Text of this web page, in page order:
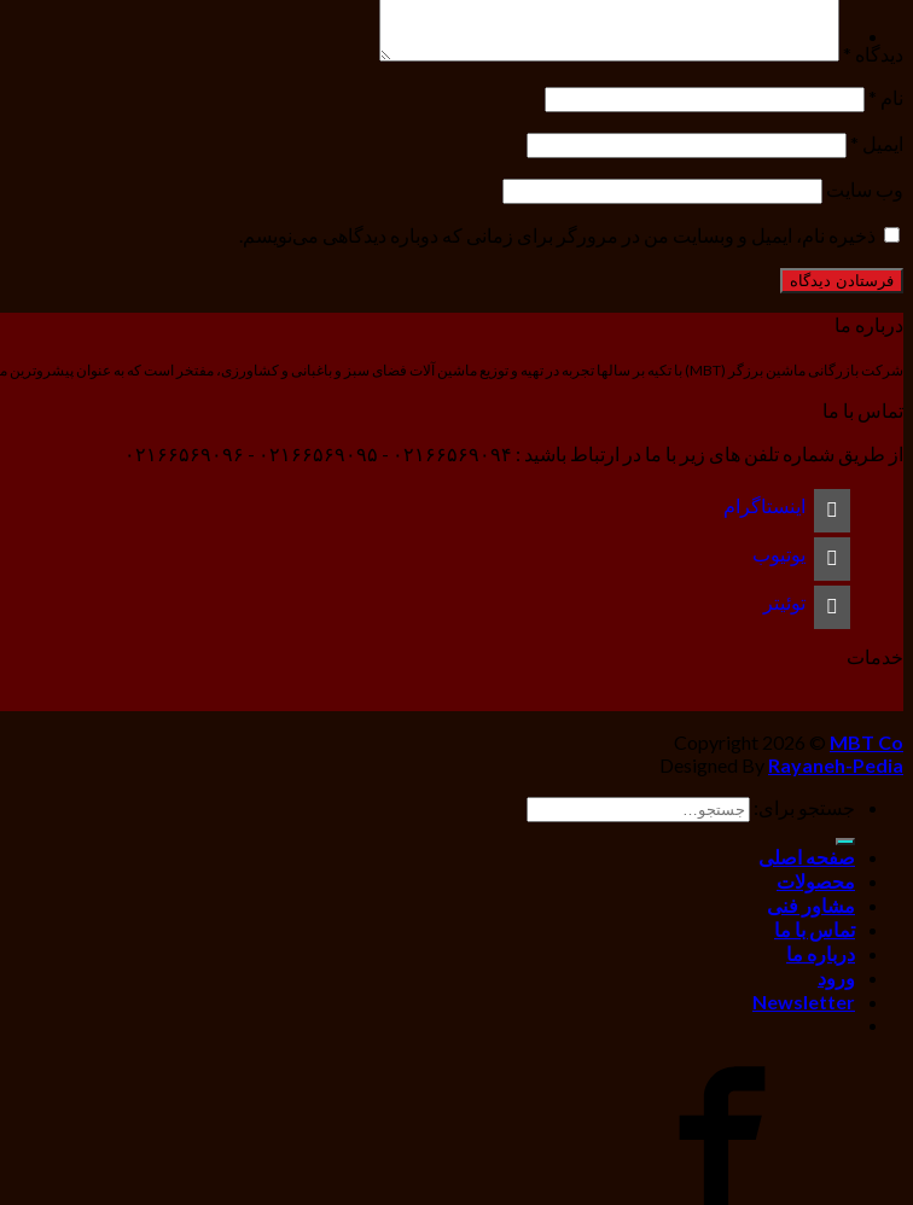
دیدگاه *
نام *
ایمیل
*
وب‌ سایت
ذخیره نام، ایمیل و وبسایت من در مرورگر برای زمانی که دوباره دیدگاهی می‌نویسم.
درباره ما
شرکت بازرگانی ماشین برزگر (MBT) با تکیه بر سالها تجربه در تهیه و توزیع ماشین آلات فضای سبز و باغبانی و کشاورزی، مفتخر است که به عنوان پیشروترین مجموعه ابزار آلات کشاورزی ایران خدمتی در خور مصرف کنندگان و تولید کنندگان کشاورزی ایران ارائه نماید.
تماس با ما
از طریق شماره تلفن های زیر با ما در ارتباط باشید : ۰۲۱۶۶۵۶۹۰۹۴ - ۰۲۱۶۶۵۶۹۰۹۵ - ۰۲۱۶۶۵۶۹۰۹۶
اینستاگرام
یوتیوب
توئیتر
خدمات
Copyright 2026 © MBT Co
Designed By Rayaneh-Pedia
جستجو برای:
صفحه اصلی
محصولات
مشاور فنی
تماس با ما
درباره ما
ورود
Newsletter